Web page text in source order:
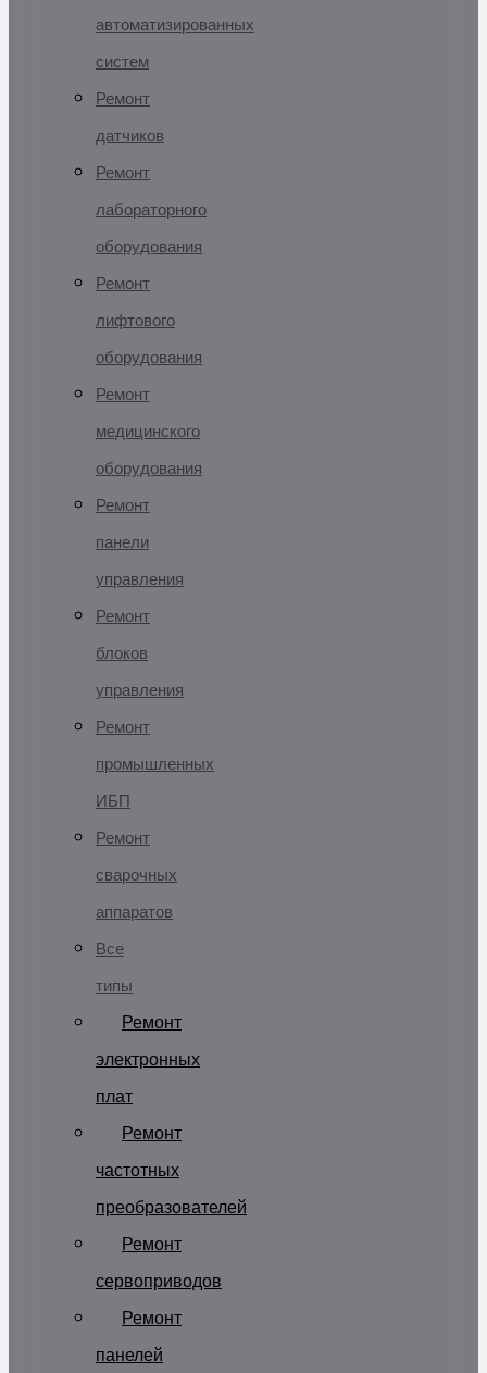
автоматизированных
систем
Ремонт
датчиков
Ремонт
лабораторного
оборудования
Ремонт
лифтового
оборудования
Ремонт
медицинского
оборудования
Ремонт
панели
управления
Ремонт
блоков
управления
Ремонт
промышленных
ИБП
Ремонт
сварочных
аппаратов
Все
типы
Ремонт
электронных
плат
Ремонт
частотных
преобразователей
Ремонт
сервоприводов
Ремонт
панелей